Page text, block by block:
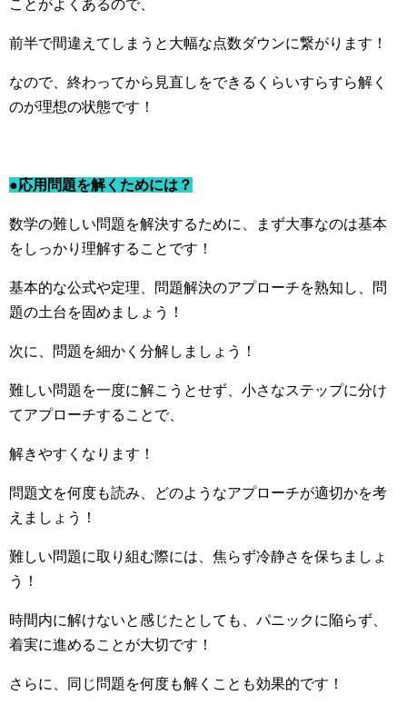
ことがよくあるので、
前半で間違えてしまうと大幅な点数ダウンに繋がります！
なので、終わってから見直しをできるくらいすらすら解く
のが理想の状態です！
●応用問題を解くためには？
数学の難しい問題を解決するために、まず大事なのは基本
をしっかり理解することです！
基本的な公式や定理、問題解決のアプローチを熟知し、問
題の土台を固めましょう！
次に、問題を細かく分解しましょう！
難しい問題を一度に解こうとせず、小さなステップに分け
てアプローチすることで、
解きやすくなります！
問題文を何度も読み、どのようなアプローチが適切かを考
えましょう！
難しい問題に取り組む際には、焦らず冷静さを保ちましょ
う！
時間内に解けないと感じたとしても、パニックに陥らず、
着実に進めることが大切です！
さらに、同じ問題を何度も解くことも効果的です！